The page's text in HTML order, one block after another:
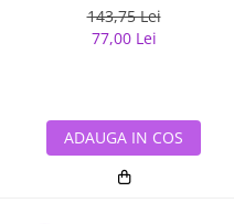
143,75 Lei
77,00 Lei
ADAUGA IN COS